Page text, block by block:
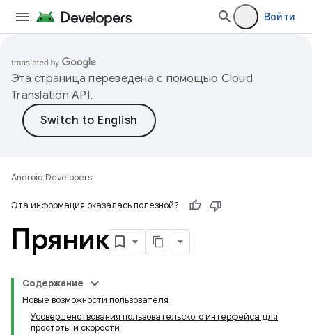
Войти
Эта страница переведена с помощью Cloud
Translation API.
Android Developers
Эта информация оказалась полезной?
Пряник
Содержание
Новые возможности пользователя
Усовершенствования пользовательского интерфейса для
простоты и скорости